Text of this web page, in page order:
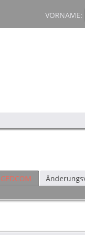
VORNAME:
GEDCOM